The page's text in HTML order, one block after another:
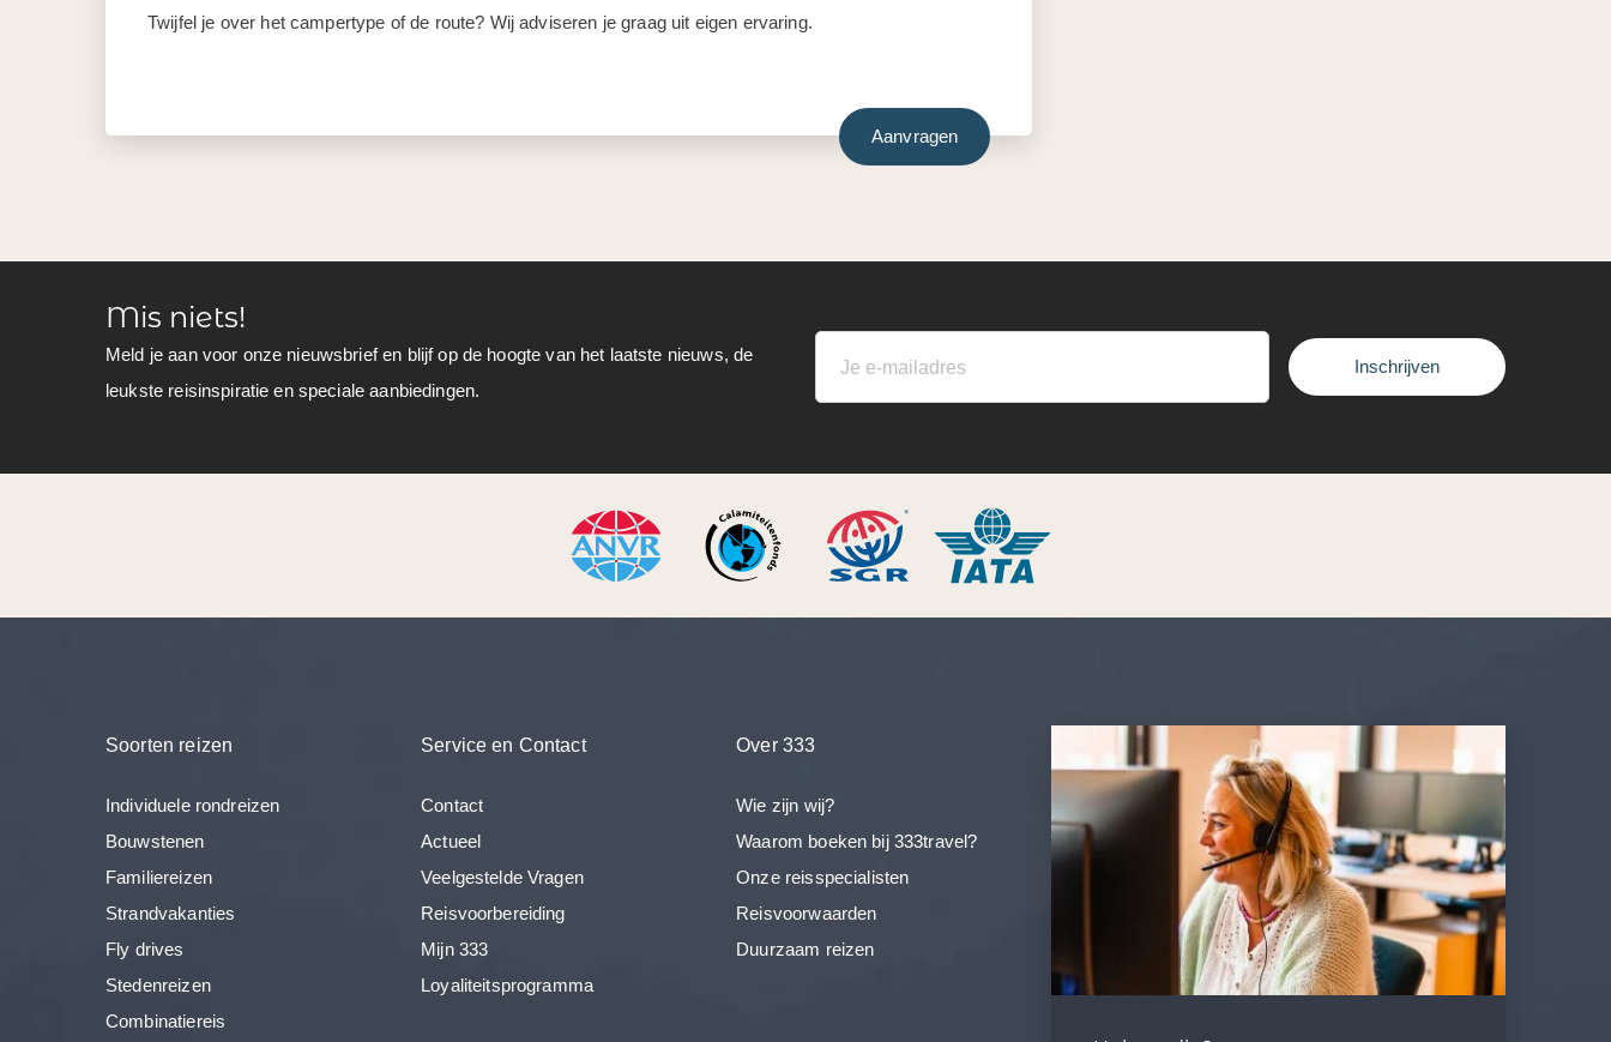
Twijfel je over het campertype of de route? Wij adviseren je graag uit eigen ervaring.
Aanvragen
Mis niets!
Meld je aan voor onze nieuwsbrief en blijf op de hoogte van het laatste nieuws, de
leukste reisinspiratie en speciale aanbiedingen.
Inschrijven
Soorten reizen
Individuele rondreizen
Bouwstenen
Familiereizen
Strandvakanties
Fly drives
Stedenreizen
Combinatiereis
Service en Contact
Contact
Actueel
Veelgestelde Vragen
Reisvoorbereiding
Mijn 333
Loyaliteitsprogramma
Over 333
Wie zijn wij?
Waarom boeken bij 333travel?
Onze reisspecialisten
Reisvoorwaarden
Duurzaam reizen